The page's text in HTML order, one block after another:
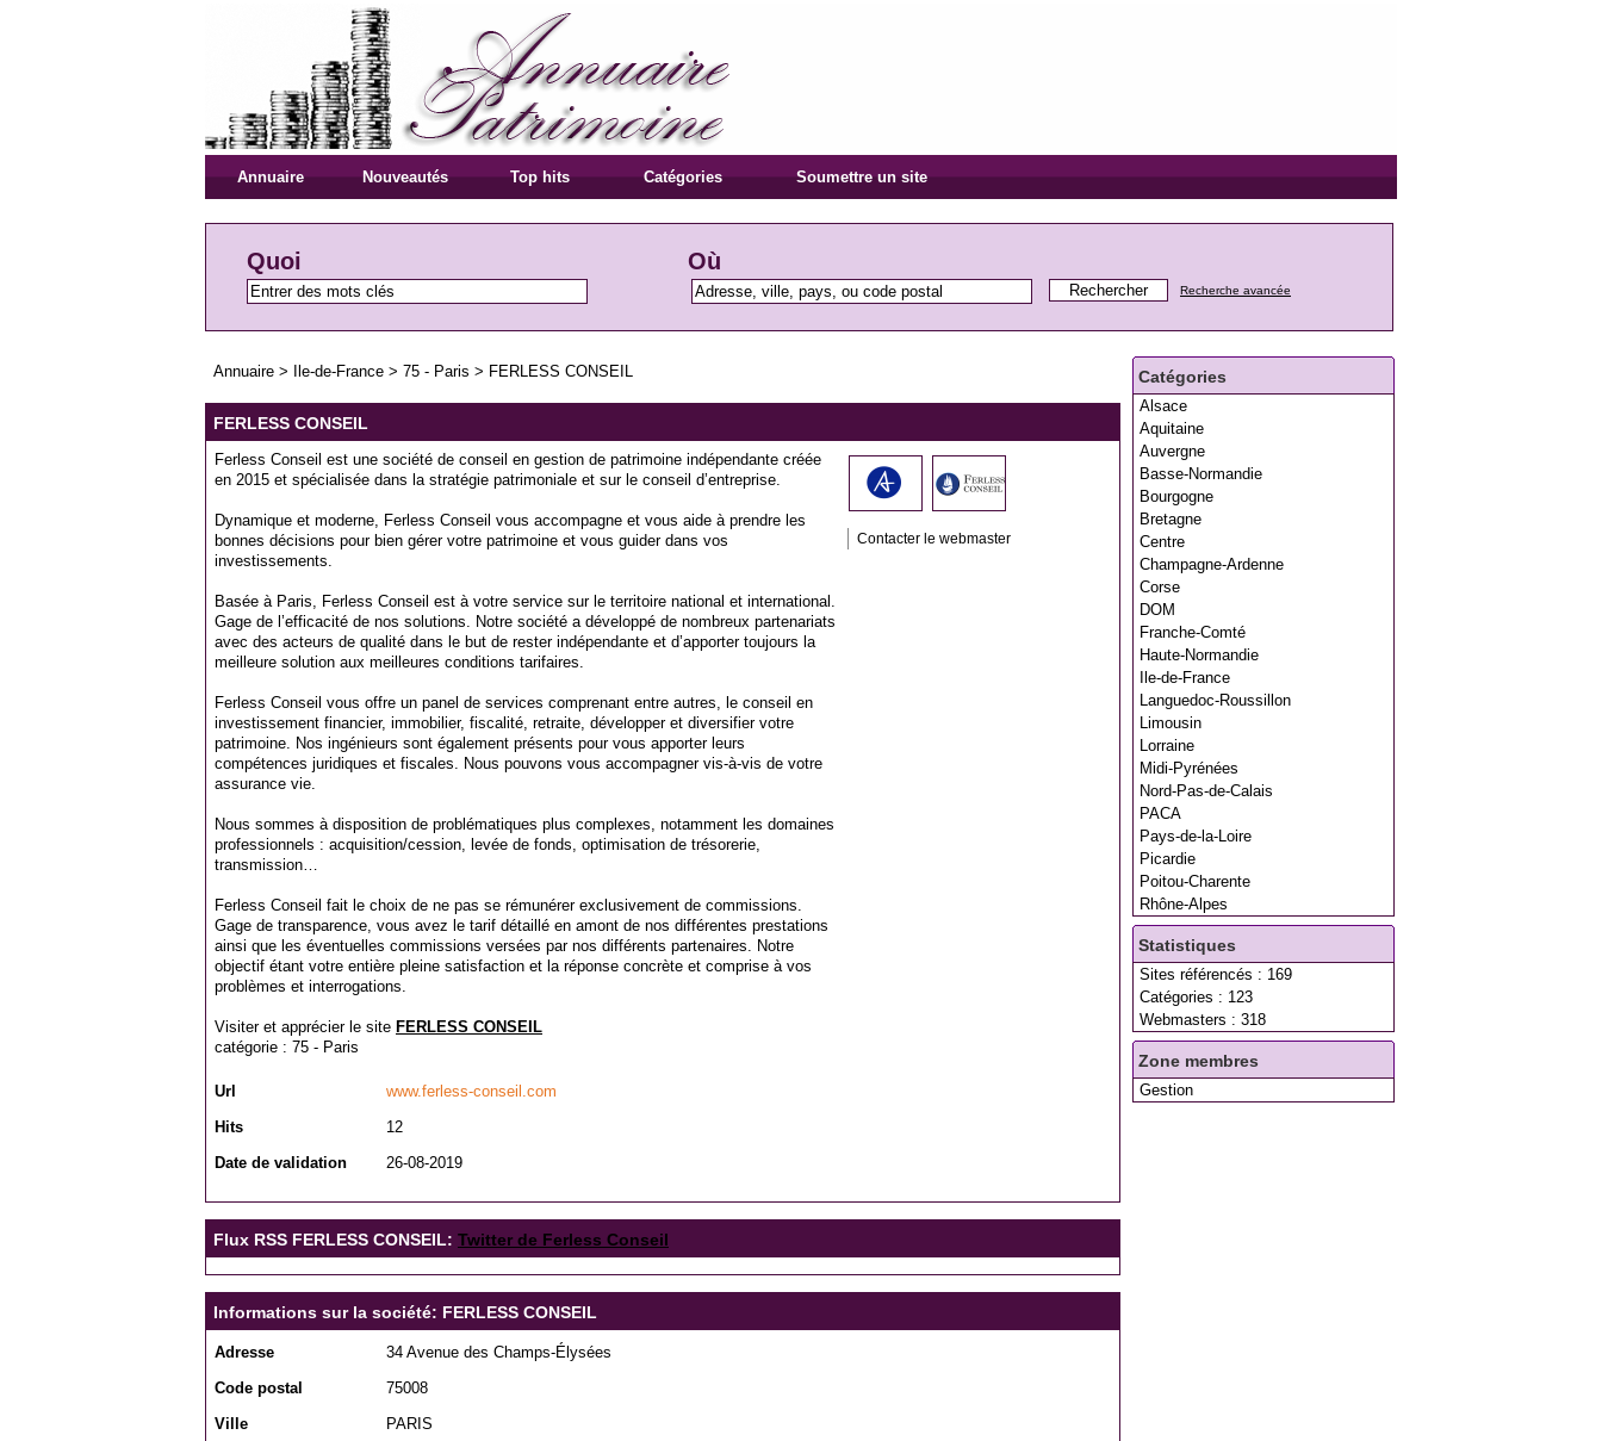
Annuaire Nouveautés Top hits Catégories Soumettre un site
Quoi Où
Recherche avancée
Catégories
Alsace
Aquitaine
Auvergne
Basse-Normandie
Bourgogne
Bretagne
Centre
Champagne-Ardenne
Corse
DOM
Franche-Comté
Haute-Normandie
Ile-de-France
Languedoc-Roussillon
Limousin
Lorraine
Midi-Pyrénées
Nord-Pas-de-Calais
PACA
Pays-de-la-Loire
Picardie
Poitou-Charente
Rhône-Alpes
Statistiques
Sites référencés : 169
Catégories : 123
Webmasters : 318
Zone membres
Gestion
Annuaire > Ile-de-France > 75 - Paris > FERLESS CONSEIL
FERLESS CONSEIL
Ferless Conseil est une société de conseil en gestion de patrimoine indépendante créée
en 2015 et spécialisée dans la stratégie patrimoniale et sur le conseil d’entreprise.
Dynamique et moderne, Ferless Conseil vous accompagne et vous aide à prendre les
bonnes décisions pour bien gérer votre patrimoine et vous guider dans vos
investissements.
Basée à Paris, Ferless Conseil est à votre service sur le territoire national et international.
Gage de l’efficacité de nos solutions. Notre société a développé de nombreux partenariats
avec des acteurs de qualité dans le but de rester indépendante et d’apporter toujours la
meilleure solution aux meilleures conditions tarifaires.
Ferless Conseil vous offre un panel de services comprenant entre autres, le conseil en
investissement financier, immobilier, fiscalité, retraite, développer et diversifier votre
patrimoine. Nos ingénieurs sont également présents pour vous apporter leurs
compétences juridiques et fiscales. Nous pouvons vous accompagner vis-à-vis de votre
assurance vie.
Nous sommes à disposition de problématiques plus complexes, notamment les domaines
professionnels : acquisition/cession, levée de fonds, optimisation de trésorerie,
transmission…
Ferless Conseil fait le choix de ne pas se rémunérer exclusivement de commissions.
Gage de transparence, vous avez le tarif détaillé en amont de nos différentes prestations
ainsi que les éventuelles commissions versées par nos différents partenaires. Notre
objectif étant votre entière pleine satisfaction et la réponse concrète et comprise à vos
problèmes et interrogations.
Visiter et apprécier le site FERLESS CONSEIL
catégorie : 75 - Paris
Url
www.ferless-conseil.com
Hits
12
Date de validation
26-08-2019
Contacter le webmaster
Flux RSS FERLESS CONSEIL: Twitter de Ferless Conseil
Informations sur la société: FERLESS CONSEIL
Adresse
34 Avenue des Champs-Élysées
Code postal
75008
Ville
PARIS